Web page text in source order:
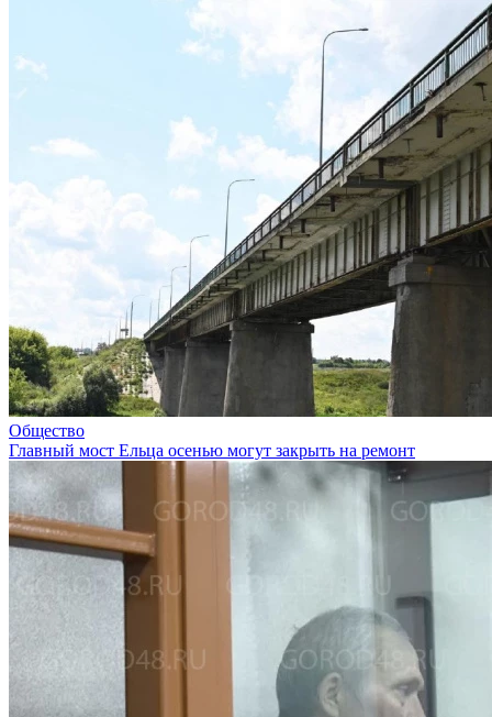
Общество
Главный мост Ельца осенью могут закрыть на ремонт